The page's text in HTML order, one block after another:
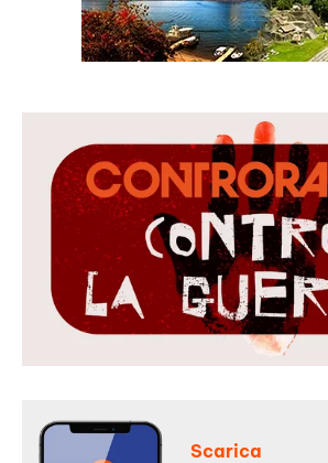
Scarica